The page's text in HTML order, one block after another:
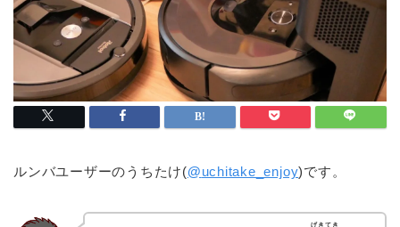
ルンバユーザーのうちたけ(@uchitake_enjoy)です。
げきてき